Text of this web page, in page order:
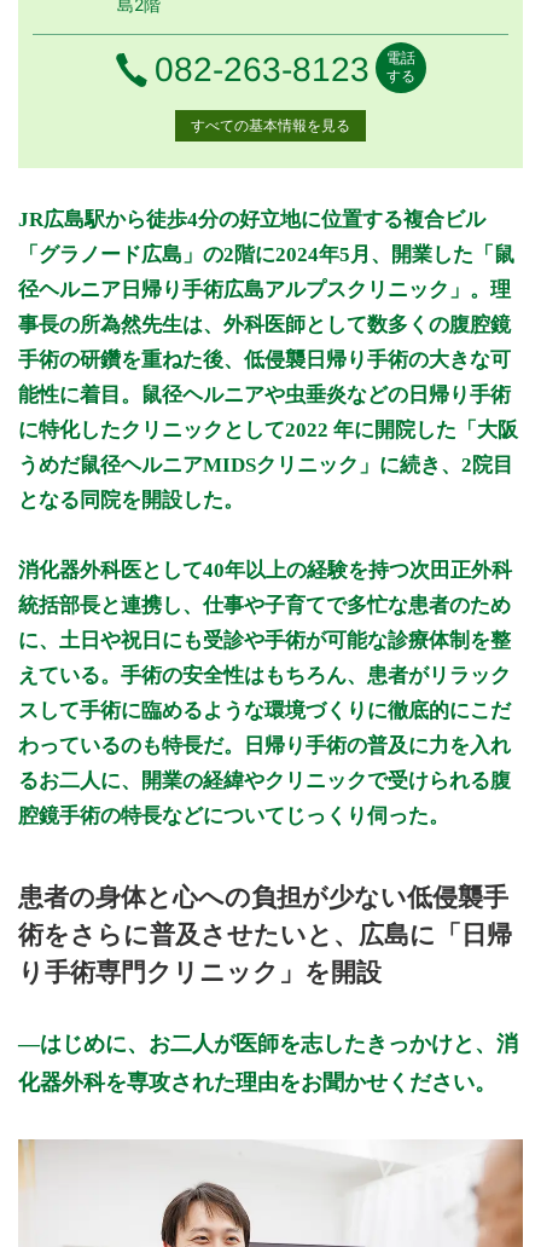
島2階
電話番号
082-263-8123
電話
する
すべての基本情報を見る
診療時間 月 月曜日
火 火曜日
水 水曜日
木 木曜日
金 金曜日
土 土曜日
日 日曜日
8:30～13:00
● ● ● ● ● ●
●
13:30～17:30
● ● ● ● ● ● ●
●
17:30～21:00
● ● ●
休診日：12/29～1/3
※診療時間や臨時休診・診療内容等について、事前に必ず医療
機関ホームページ、またはお電話にてご確認ください。
>>病院なびで医療機関の詳細を見る
公式HPはこちら
JR広島駅から徒歩4分の好立地に位置する複合ビル
「グラノード広島」の2階に2024年5月、開業した「鼠
径ヘルニア日帰り手術広島アルプスクリニック」。理
事長の所為然先生は、外科医師として数多くの腹腔鏡
手術の研鑽を重ねた後、低侵襲日帰り手術の大きな可
能性に着目。鼠径ヘルニアや虫垂炎などの日帰り手術
に特化したクリニックとして2022 年に開院した「大阪
うめだ鼠径ヘルニアMIDSクリニック」に続き、2院目
となる同院を開設した。
消化器外科医として40年以上の経験を持つ次田正外科
統括部長と連携し、仕事や子育てで多忙な患者のため
に、土日や祝日にも受診や手術が可能な診療体制を整
えている。手術の安全性はもちろん、患者がリラック
スして手術に臨めるような環境づくりに徹底的にこだ
わっているのも特長だ。日帰り手術の普及に力を入れ
るお二人に、開業の経緯やクリニックで受けられる腹
腔鏡手術の特長などについてじっくり伺った。
患者の身体と心への負担が少ない低侵襲手
術をさらに普及させたいと、広島に「日帰
り手術専門クリニック」を開設
はじめに、お二人が医師を志したきっかけと、消
化器外科を専攻された理由をお聞かせください。